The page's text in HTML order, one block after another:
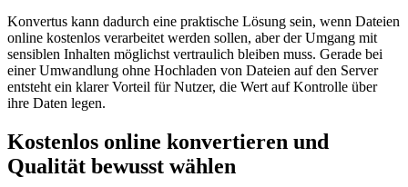
Konvertus kann dadurch eine praktische Lösung sein, wenn Dateien
online kostenlos verarbeitet werden sollen, aber der Umgang mit
sensiblen Inhalten möglichst vertraulich bleiben muss. Gerade bei
einer Umwandlung ohne Hochladen von Dateien auf den Server
entsteht ein klarer Vorteil für Nutzer, die Wert auf Kontrolle über
ihre Daten legen.
Kostenlos online konvertieren und
Qualität bewusst wählen